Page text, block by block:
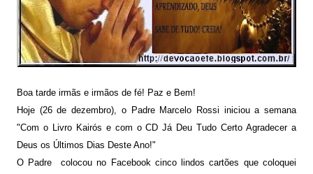
Boa tarde irmãs e irmãos de fé! Paz e Bem!
Hoje (26 de dezembro), o Padre Marcelo Rossi iniciou a semana
"Com o Livro Kairós e com o CD Já Deu Tudo Certo Agradecer a
Deus os Últimos Dias Deste Ano!"
O Padre colocou no Facebook cinco
lindos cartões que coloquei